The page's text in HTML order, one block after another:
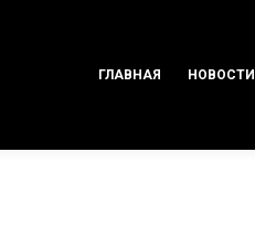
ГЛАВНАЯ НОВОСТИ